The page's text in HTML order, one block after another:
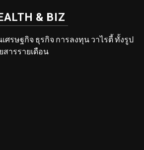
& BIZ
ศรษฐกิจ ธุรกิจ การลงทุน วาไรตี้ ทั้งรูป
สารรายเดือน